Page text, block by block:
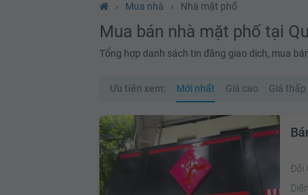
› Mua nhà › Nhà mặt phố
Mua bán nhà mặt phố tại
Tổng hợp danh sách tin đăng giao dịch, mua
Ưu tiên xem: Mới nhất Giá cao Giá thấp
Đội